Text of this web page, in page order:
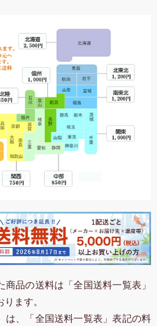
商品の送料は「全国送料一覧表」
ます。
は、「全国送料一覧表」表記の料